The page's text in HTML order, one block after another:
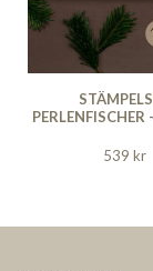
PERLENFISCHER
539 kr